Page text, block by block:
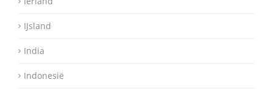
IJsland
India
Indonesië